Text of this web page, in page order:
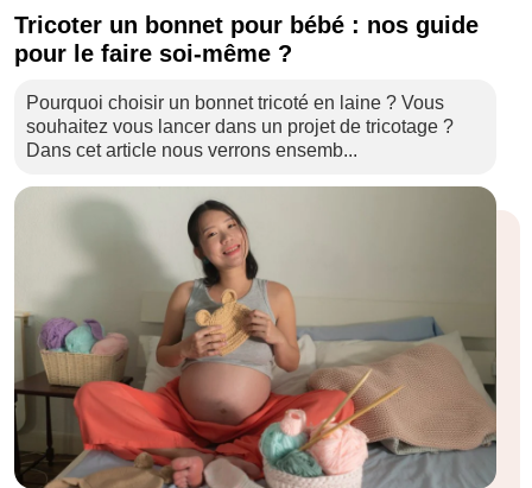
Tricoter un bonnet pour bébé : nos guide
pour le faire soi-même ?
Pourquoi choisir un bonnet tricoté en laine ? Vous
souhaitez vous lancer dans un projet de tricotage ?
Dans cet article nous verrons ensemb...